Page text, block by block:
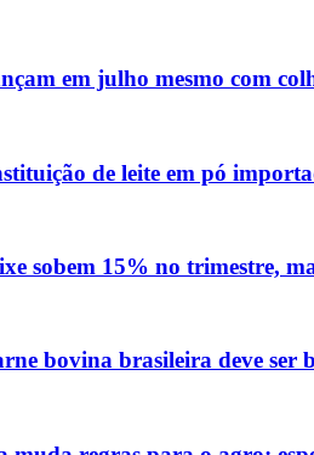
em julho mesmo com
de leite em pó
sobem 15% no trimestre,
bovina brasileira deve